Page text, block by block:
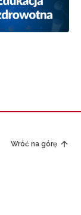
Wróć na górę